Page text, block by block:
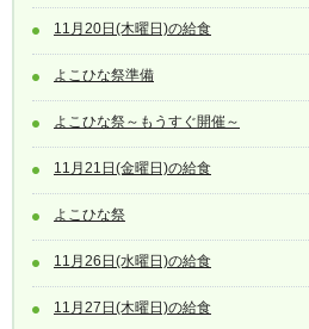
11月20日(木曜日)の給食
よこひな祭準備
よこひな祭～もうすぐ開催～
11月21日(金曜日)の給食
よこひな祭
11月26日(水曜日)の給食
11月27日(木曜日)の給食